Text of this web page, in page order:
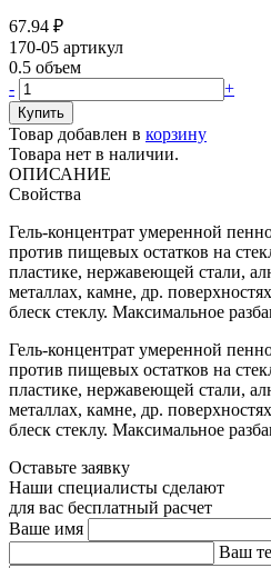
67.94 ₽
170-05 артикул
0.5 объем
-
+
Товар добавлен в корзину
Товара нет в наличии.
ОПИСАНИЕ
Свойства
Гель-концентрат умеренной
против пищевых остатков на
пластике, нержавеющей стали,
металлах, камне, др.
блеск стеклу. Максимальное
Гель-концентрат умеренной
против пищевых остатков на
пластике, нержавеющей стали,
металлах, камне, др.
блеск стеклу. Максимальное
Оставьте заявку
Наши специалисты сделают
для вас бесплатный расчет
Ваше имя
Ваш